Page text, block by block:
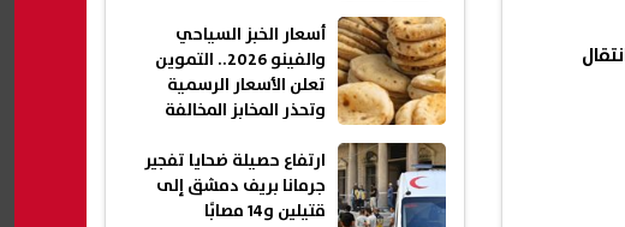
أسعار الخبز السياحي
والفينو 2026.. التموين
تعلن الأسعار الرسمية
وتحذر المخابز المخالفة
ارتفاع حصيلة ضحايا تفجير
جرمانا بريف دمشق إلى
قتيلين و14 مصابًا